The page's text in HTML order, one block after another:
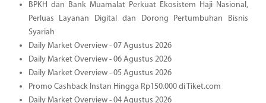
BPKH dan Bank Muamalat Perkuat Ekosistem Haji Nasional,
Perluas Layanan Digital dan Dorong Pertumbuhan Bisnis
Syariah
Daily Market Overview - 07 Agustus 2026
Daily Market Overview - 06 Agustus 2026
Daily Market Overview - 05 Agustus 2026
Promo Cashback Instan Hingga Rp150.000 di Tiket.com
Daily Market Overview - 04 Agustus 2026